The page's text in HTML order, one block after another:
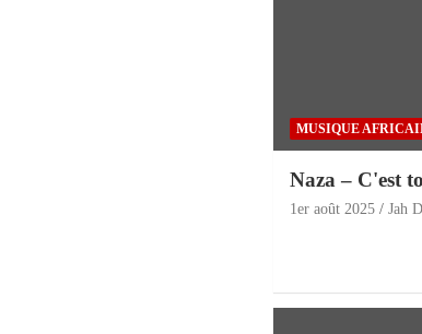
MUSIQUE
Naza – C'est
1er août 2025 Jah